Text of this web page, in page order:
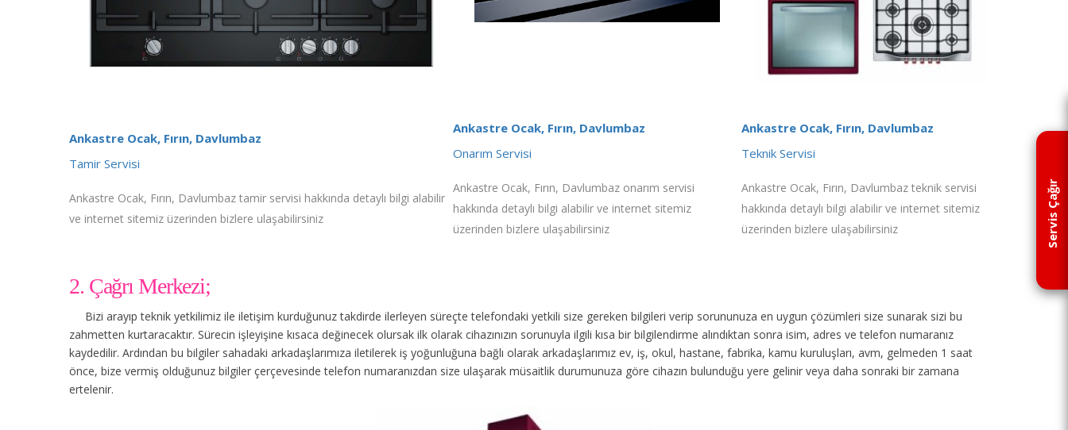
Servis Çağır
Ankastre Ocak, Fırın, Davlumbaz
Tamir Servisi
Ankastre Ocak, Fırın, Davlumbaz tamir servisi hakkında detaylı bilgi alabilir
ve internet sitemiz üzerinden bizlere ulaşabilirsiniz
Ankastre Ocak, Fırın, Davlumbaz
Onarım Servisi
Ankastre Ocak, Fırın, Davlumbaz onarım servisi
hakkında detaylı bilgi alabilir ve internet sitemiz
üzerinden bizlere ulaşabilirsiniz
Ankastre Ocak, Fırın, Davlumbaz
Teknik Servisi
Ankastre Ocak, Fırın, Davlumbaz teknik servisi
hakkında detaylı bilgi alabilir ve internet sitemiz
üzerinden bizlere ulaşabilirsiniz
2. Çağrı Merkezi;
Bizi arayıp teknik yetkilimiz ile iletişim kurduğunuz takdirde ilerleyen süreçte telefondaki yetkili size gereken bilgileri verip sorununuza en uygun çözümleri size sunarak sizi bu
zahmetten kurtaracaktır. Sürecin işleyişine kısaca değinecek olursak ilk olarak cihazınızın sorunuyla ilgili kısa bir bilgilendirme alındıktan sonra isim, adres ve telefon numaranız
kaydedilir. Ardından bu bilgiler sahadaki arkadaşlarımıza iletilerek iş yoğunluğuna bağlı olarak arkadaşlarımız ev, iş, okul, hastane, fabrika, kamu kuruluşları, avm, gelmeden 1 saat
önce, bize vermiş olduğunuz bilgiler çerçevesinde telefon numaranızdan size ulaşarak müsaitlik durumunuza göre cihazın bulunduğu yere gelinir veya daha sonraki bir zamana
ertelenir.